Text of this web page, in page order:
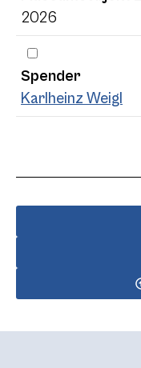
2026
Spender
Karlheinz Weigl